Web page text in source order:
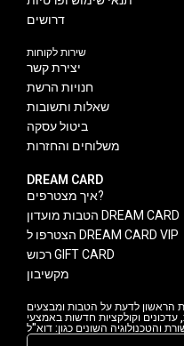
דרושים
שירות לקוחות
יצירת קשר
חנויות הרשת
שאלות ותשובות
ביטול עסקה
משלוחים והחזרות
DREAM CARD
איך מצטרפים?
הטבות מועדון DREAM CARD
הצטרפו ל DREAM CARD VIP
רכוש GIFT CARD
מקשיבון
וקולקציות חדשות באמצעי